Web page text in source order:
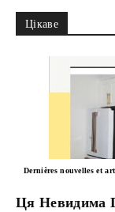
Цікаве
Dernières nouvelles et
Ця Невидима